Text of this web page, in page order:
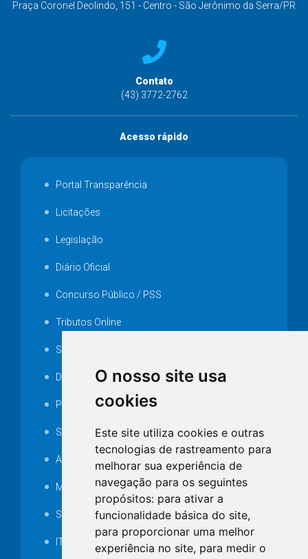
O nosso site usa
cookies
Este site utiliza cookies e outras
tecnologias de rastreamento para
melhorar sua experiência de
navegação para os seguintes
propósitos: para ativar a
funcionalidade básica do site,
para proporcionar uma melhor
experiência no site, para medir o
Praça Coronel Deolindo, 151 - Centro - São Jerônimo da Serra/PR
Contato
(43) 3772-2762
Acesso rápido
Portal Transparência
Licitações
Legislação
Diário Oficial
Concurso Público / PSS
Tributos Online
Serviços ISS-E
Decretos
Portarias
SAMAE
Audiência pública
MANUTENÇÃO DE ILUMINAÇÃO PÚBLICA
Serviços Técnicos TI
ITR